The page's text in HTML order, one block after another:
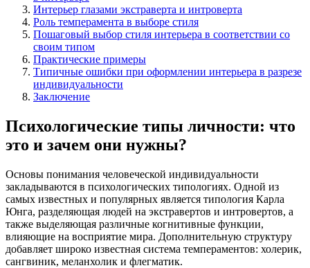
Интерьер глазами экстраверта и интроверта
Роль темперамента в выборе стиля
Пошаговый выбор стиля интерьера в соответствии со
своим типом
Практические примеры
Типичные ошибки при оформлении интерьера в разрезе
индивидуальности
Заключение
Психологические типы личности: что
это и зачем они нужны?
Основы понимания человеческой индивидуальности
закладываются в психологических типологиях. Одной из
самых известных и популярных является типология Карла
Юнга, разделяющая людей на экстравертов и интровертов, а
также выделяющая различные когнитивные функции,
влияющие на восприятие мира. Дополнительную структуру
добавляет широко известная система темпераментов: холерик,
сангвиник, меланхолик и флегматик.